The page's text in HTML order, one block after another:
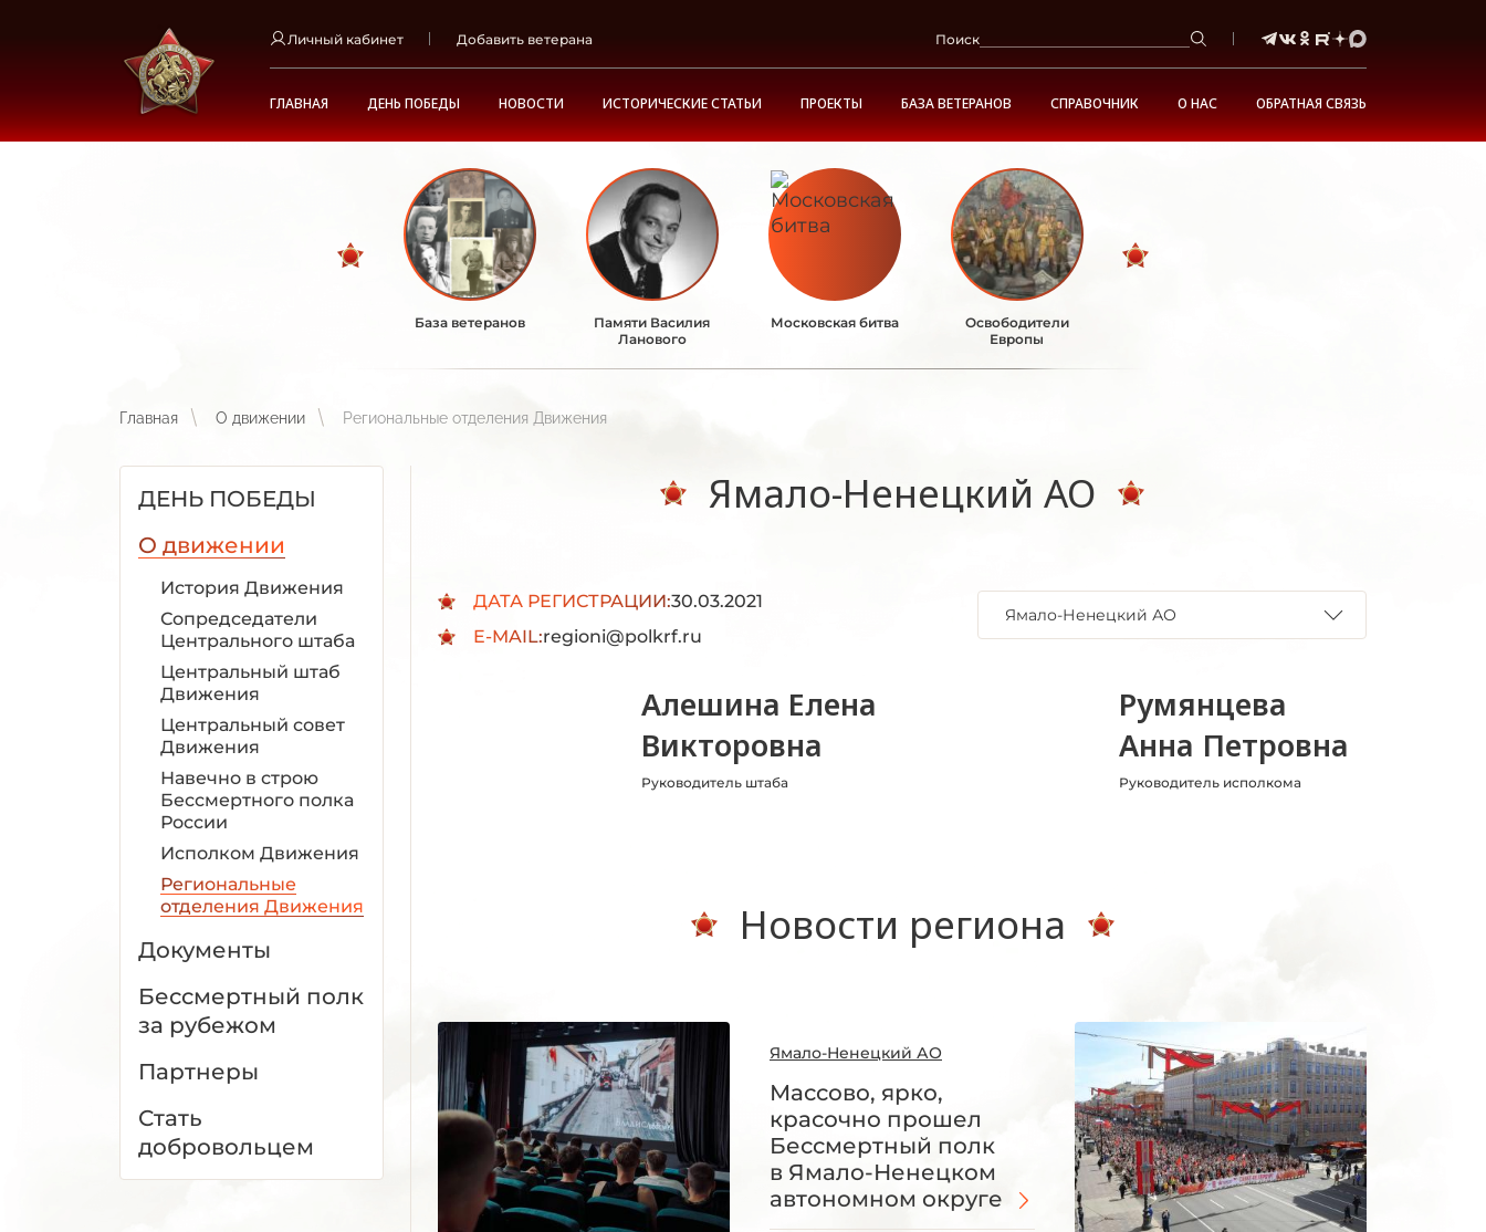
Личный кабинет Добавить ветерана Поиск
ГЛАВНАЯ ДЕНЬ ПОБЕДЫ НОВОСТИ ИСТОРИЧЕСКИЕ СТАТЬИ ПРОЕКТЫ БАЗА ВЕТЕРАНОВ СПРАВОЧНИК О НАС ОБРАТНАЯ СВЯЗЬ
База ветеранов
Памяти Василия
Ланового
Московская битва
Освободители
Европы
Главная О движении Региональные отделения Движения
ДЕНЬ ПОБЕДЫ
О движении
История Движения
Сопредседатели
Центрального штаба
Центральный штаб
Движения
Центральный совет
Движения
Навечно в строю
Бессмертного полка
России
Исполком Движения
Региональные
отделения Движения
Документы
Бессмертный полк
за рубежом
Партнеры
Стать
добровольцем
Ямало-Ненецкий АО
ДАТА РЕГИСТРАЦИИ:30.03.2021
E-MAIL:regioni@polkrf.ru
Ямало-Ненецкий АО
Алешина Елена
Викторовна
Руководитель штаба
Румянцева
Анна Петровна
Руководитель исполкома
Новости региона
Ямало-Ненецкий АО
Массово, ярко,
красочно прошел
Бессмертный полк
в Ямало-Ненецком
автономном округе